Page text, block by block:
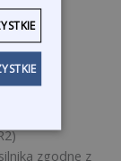
zgodne z